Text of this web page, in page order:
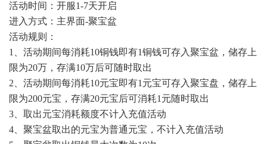
活动时间：开服1-7天开启
进入方式：主界面-聚宝盆
活动规则：
1、活动期间每消耗10铜钱即有1铜钱可存入聚宝盆，储存上
限为20万，存满10万后可随时取出
2、活动期间每消耗10元宝即有1元宝可存入聚宝盘，储存上
限为200元宝，存满20元宝后可消耗1元随时取出
3、取出元宝消耗额度不计入充值活动
4、聚宝盆取出的元宝为普通元宝，不计入充值活动